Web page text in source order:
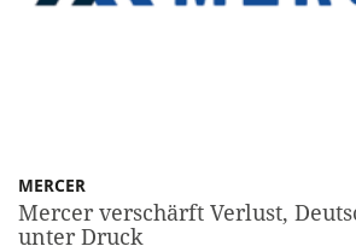
MERCER
Mercer verschärft Verlust,
unter Druck